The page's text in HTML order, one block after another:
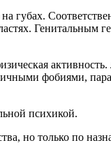
губах.
Генитальным
фобиями,
психикой.
но только по